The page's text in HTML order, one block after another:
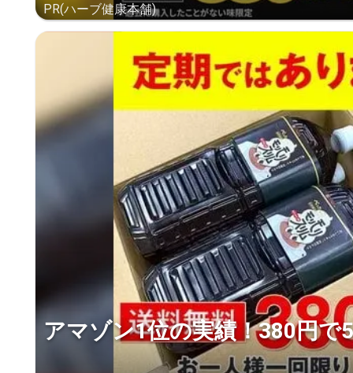
PR(ハーブ健康本舗)
アマゾン1位の実績！380円で